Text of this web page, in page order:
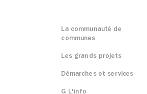
La communauté de
communes
Les grands projets
Démarches et services
G L'info